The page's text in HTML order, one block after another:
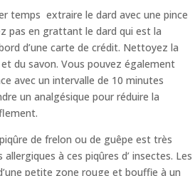
temps extraire le dard avec une pince
pas en grattant le dard qui est la
d’une carte de crédit. Nettoyez la
et du savon. Vous pouvez également
avec un intervalle de 10 minutes
un analgésique pour réduire la
de frelon ou de guêpe est très
à ces piqûres d’ insectes. Les
petite zone rouge et bouffie à un